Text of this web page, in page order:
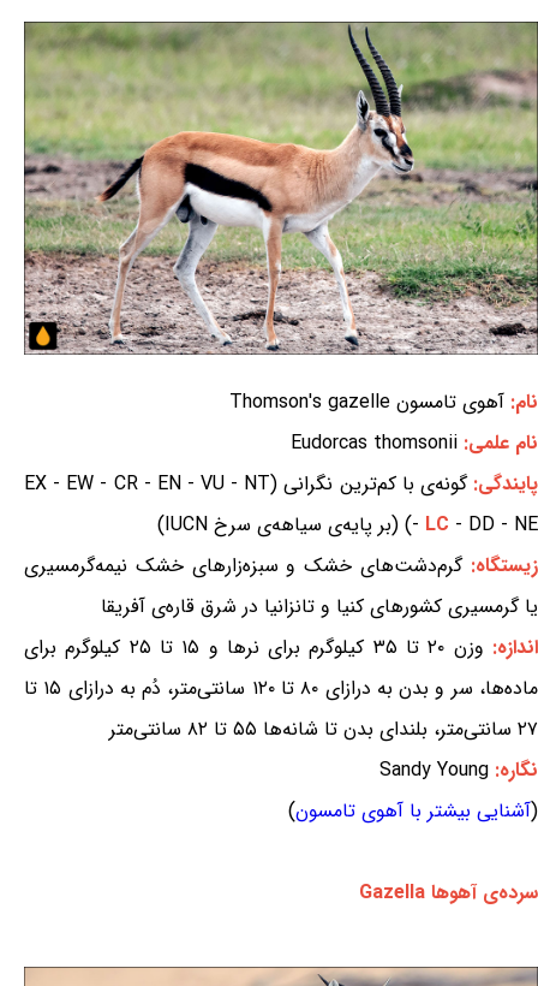
نام: آهوی تامسون Thomson's gazelle
نام علمی: Eudorcas thomsonii
پایندگی:
گونه‌ی با کم‌ترین نگرانی (EX - EW - CR - EN - VU - NT
- LC - DD - NE) (بر پایه‌ی سیاهه‌ی سرخ IUCN)
زیستگاه:گرم‌دشت‌های خشک و سبزه‌زارهای خشک نیمه‌گرمسیری
یا گرمسیری کشورهای کنیا و تانزانیا در شرق قاره‌ی آفریقا
اندازه:
وزن ۲۰ تا ۳۵ کیلوگرم برای نرها و ۱۵ تا ۲۵ کیلوگرم برای
ماده‌ها، سر و بدن به درازای ۸۰ تا ۱۲۰ سانتی‌متر، دُم به درازای ۱۵ تا
۲۷ سانتی‌متر، بلندای بدن تا شانه‌ها ۵۵ تا ۸۲ سانتی‌متر
نگاره: Sandy Young
(آشنایی بیشتر با آهوی تامسون)
سرده‌ی آهوها Gazella